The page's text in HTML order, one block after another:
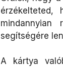
érzékelteted,
segítségére
A kártya